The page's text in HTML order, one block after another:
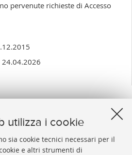
utilizza i cookie
sia cookie tecnici necessari per il
e altri strumenti di
pervenute richieste di Accesso
24.04.2026
civico